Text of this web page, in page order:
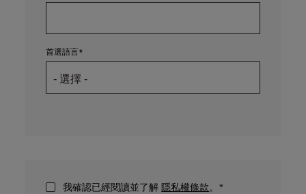
首選語言
我確認已經閱讀並了解 隱私權條款。*